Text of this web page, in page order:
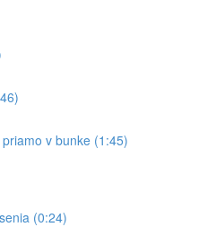
v bunke (1:45)
(0:24)